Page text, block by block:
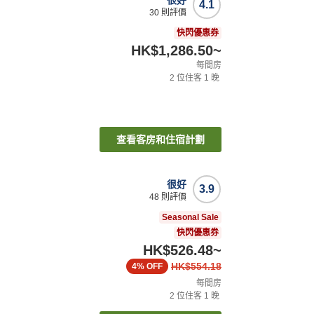
4.1
30 則評價
快閃優惠券
HK$1,286.50~
每間房
2 位住客 1 晚
查看客房和住宿計劃
3.9
很好
48 則評價
Seasonal Sale
快閃優惠券
HK$526.48~
HK$554.18
4% OFF
每間房
2 位住客 1 晚